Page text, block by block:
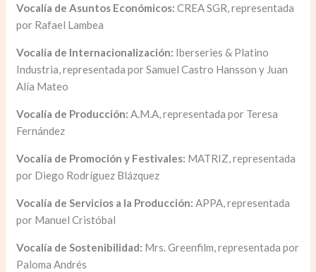
Vocalía de Asuntos Económicos: CREA SGR, representada
por Rafael Lambea
Vocalía de Internacionalización: Iberseries & Platino
Industria, representada por Samuel Castro Hansson y Juan
Alía Mateo
Vocalía de Producción: A.M.A, representada por Teresa
Fernández
Vocalía de Promoción y Festivales: MATRIZ, representada
por Diego Rodríguez Blázquez
Vocalía de Servicios a la Producción: APPA, representada
por Manuel Cristóbal
Vocalía de Sostenibilidad: Mrs. Greenfilm, representada por
Paloma Andrés